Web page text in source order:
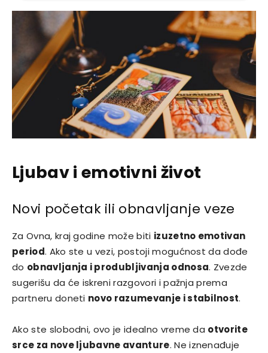
Ljubav i emotivni život
Novi početak ili obnavljanje veze
Za Ovna, kraj godine može biti izuzetno emotivan
period. Ako ste u vezi, postoji mogućnost da dođe
do obnavljanja i produbljivanja odnosa. Zvezde
sugerišu da će iskreni razgovori i pažnja prema
partneru doneti novo razumevanje i stabilnost.
Ako ste slobodni, ovo je idealno vreme da otvorite
srce za nove ljubavne avanture. Ne iznenađuje